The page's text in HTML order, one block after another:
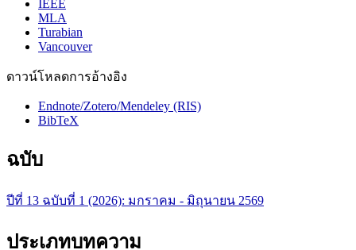
IEEE
MLA
Turabian
Vancouver
ดาวน์โหลดการอ้างอิง
Endnote/Zotero/Mendeley (RIS)
BibTeX
ฉบับ
ปีที่ 13 ฉบับที่ 1 (2026): มกราคม - มิถุนายน 2569
ประเภทบทความ